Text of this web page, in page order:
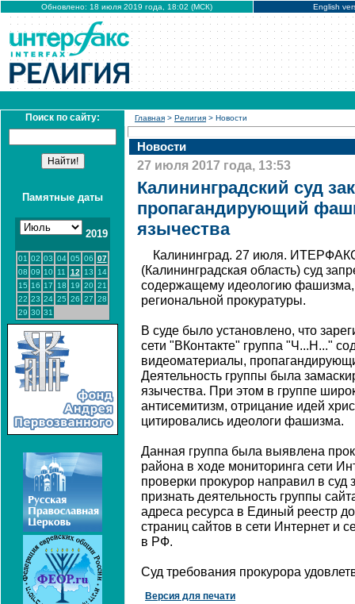
Обновлено: 18 июля 2019 года, 18:02 (МСК) English
Поиск по сайту:
Памятные даты
2019
01 02 03 04 05 06 07
08 09 10 11 12 13
14
15 16 17 18 19 20 21
22 23 24 25 26 27 28
29 30 31
Главная > Религия > Новости
Новости
27 июля 2017 года, 13:53
Калининградский суд
пропагандирующий
язычества
Калининград. 27 июля.
(Калининградская область) суд
содержащему идеологию
региональной прокуратуры.
В суде было установлено, что
сети "ВКонтакте" группа "Ч...Н..."
видеоматериалы,
Деятельность группы была
язычества. При этом в группе
антисемитизм, отрицание идей
цитировались идеологи фашизма.
Данная группа была выявлена
района в ходе мониторинга сети
проверки прокурор направил в суд
признать деятельность группы
адреса ресурса в Единый реестр
страниц сайтов в сети Интернет и
в РФ.
Суд требования прокурора
Версия для печати